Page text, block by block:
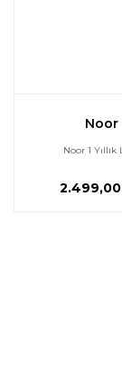
Noor
Noor 1 Yıllık